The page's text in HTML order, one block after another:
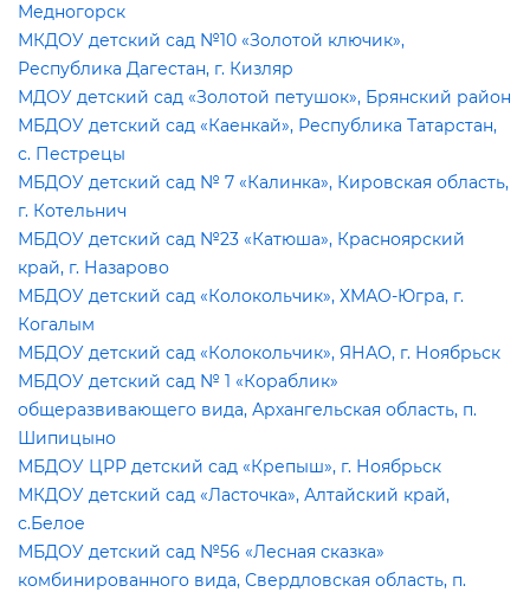
Медногорск
МКДОУ детский сад №10 «Золотой ключик»,
Республика Дагестан, г. Кизляр
МДОУ детский сад «Золотой петушок», Брянский район
МБДОУ детский сад «Каенкай», Республика Татарстан,
с. Пестрецы
МБДОУ детский сад № 7 «Калинка», Кировская область,
. Котельнич
МБДОУ детский сад №23 «Катюша», Красноярский
край, г. Назарово
МБДОУ детский сад «Колокольчик», ХМАО-Югра, г.
Когалым
МБДОУ детский сад «Колокольчик», ЯНАО, г. Ноябрьск
МБДОУ детский сад № 1 «Кораблик»
общеразвивающего вида, Архангельская область, п.
Шипицыно
МБДОУ ЦРР детский сад «Крепыш», г. Ноябрьск
МКДОУ детский сад «Ласточка», Алтайский край,
с.Белое
МБДОУ детский сад №56 «Лесная сказка»
комбинированного вида, Свердловская область, п.